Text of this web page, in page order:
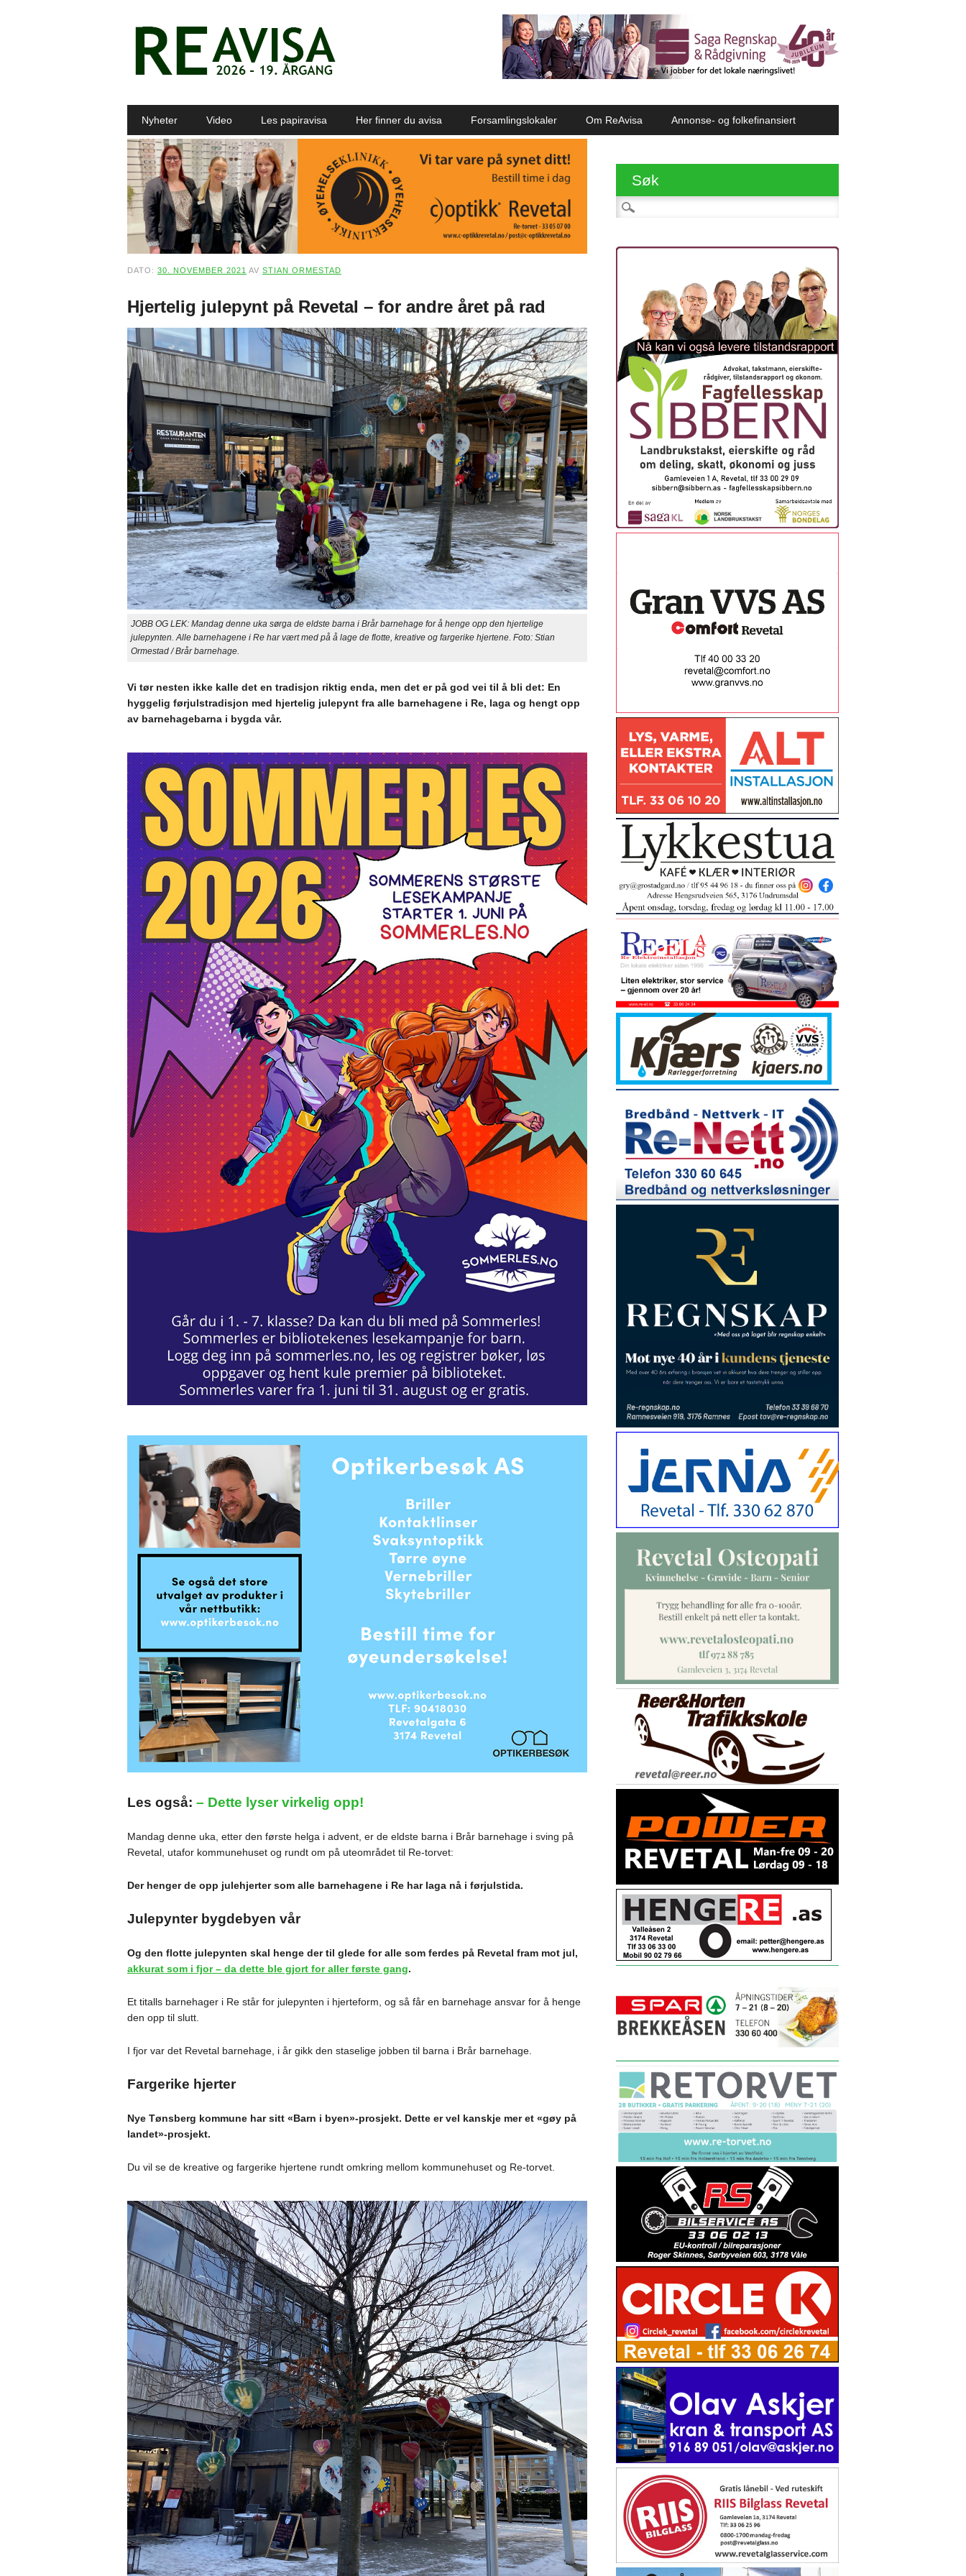
Main menu
Nyheter Video Les papiravisa Her finner du avisa Forsamlingslokaler Om ReAvisa Annonse- og folkefinansiert
DATO: 30. NOVEMBER 2021 AV STIAN ORMESTAD
Hjertelig julepynt på Revetal – for andre året på rad
JOBB OG LEK: Mandag denne uka sørga de eldste barna i Brår barnehage for å henge opp den hjertelige
julepynten. Alle barnehagene i Re har vært med på å lage de flotte, kreative og fargerike hjertene. Foto: Stian
Ormestad / Brår barnehage.
Vi tør nesten ikke kalle det en tradisjon riktig enda, men det er på god vei til å bli det: En
hyggelig førjulstradisjon med hjertelig julepynt fra alle barnehagene i Re, laga og hengt opp
av barnehagebarna i bygda vår.
Les også: – Dette lyser virkelig opp!
Mandag denne uka, etter den første helga i advent, er de eldste barna i Brår barnehage i sving på
Revetal, utafor kommunehuset og rundt om på uteområdet til Re-torvet:
Der henger de opp julehjerter som alle barnehagene i Re har laga nå i førjulstida.
Julepynter bygdebyen vår
Og den flotte julepynten skal henge der til glede for alle som ferdes på Revetal fram mot jul,
akkurat som i fjor – da dette ble gjort for aller første gang.
Et titalls barnehager i Re står for julepynten i hjerteform, og så får en barnehage ansvar for å henge
den opp til slutt.
I fjor var det Revetal barnehage, i år gikk den staselige jobben til barna i Brår barnehage.
Fargerike hjerter
Nye Tønsberg kommune har sitt «Barn i byen»-prosjekt. Dette er vel kanskje mer et «gøy på
landet»-prosjekt.
Du vil se de kreative og fargerike hjertene rundt omkring mellom kommunehuset og Re-torvet.
Søk
Søk etter: